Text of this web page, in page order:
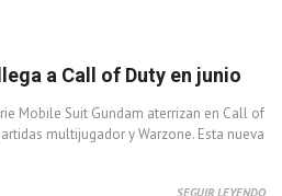
a Call of Duty en junio
Mobile Suit Gundam aterrizan en Call of
multijugador y Warzone. Esta nueva
SEGUIR LEYENDO